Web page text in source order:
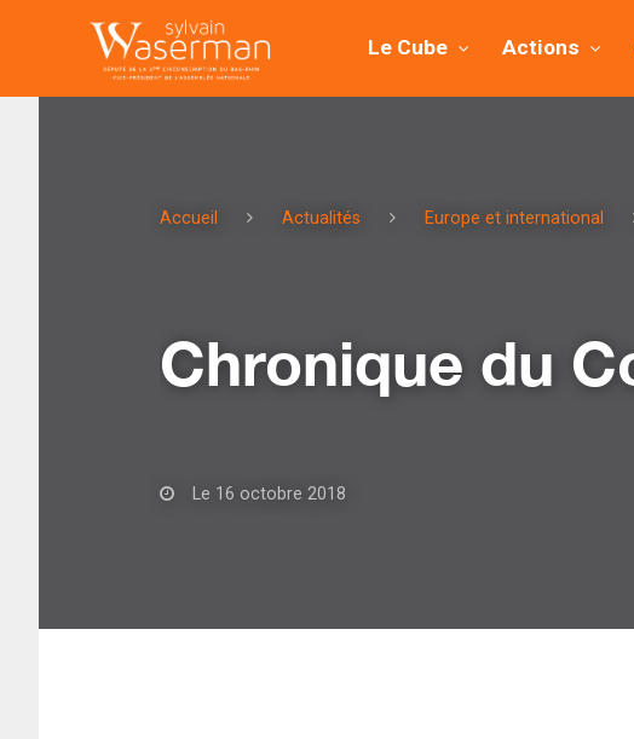
Le Cube Actions
Accueil Actualités Europe et international
Le 16 octobre 2018